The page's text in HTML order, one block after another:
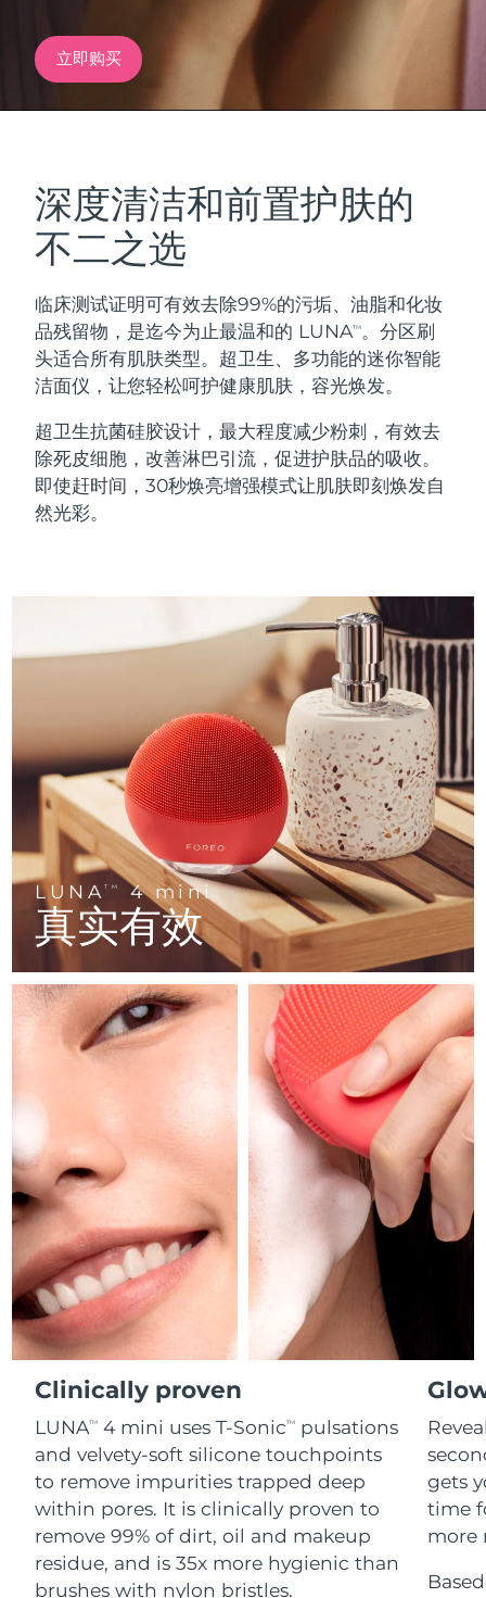
立即购买
深度清洁和前置护肤的
不二之选
临床测试证明可有效去除99%的污垢、油脂和化妆
品残留物，是迄今为止最温和的 LUNATM 。分区刷
头适合所有肌肤类型。超卫生、多功能的迷你智能
洁面仪，让您轻松呵护健康肌肤，容光焕发。
超卫生抗菌硅胶设计，最大程度减少粉刺，有效去
除死皮细胞，改善淋巴引流，促进护肤品的吸收。
即使赶时间，30秒焕亮增强模式让肌肤即刻焕发自
然光彩。
LUNATM 4 mini
真实有效
Clinically proven
LUNATM 4 mini uses T-SonicTM
pulsations
and velvety-soft silicone touchpoints
to remove impurities trapped deep
within pores. It is clinically proven to
remove 99% of dirt, oil and makeup
residue, and is 35x more hygienic than
brushes with nylon bristles.
gets
time
more
红光疗法
面部清洁
LUNA™ 4 套装
Anti-aging massage
LUNA™ 4 Plus
Massage, LED heating
LUNA™ 4 mini
For young skin, T-zone
LUNA™ 4 go
For travel or gym bag
LUNA™ 护肤
Premium cleansers & balm
LUNA™ 设备
All facial cleansing devices
BEAR™ 2 套装
Microcurrent toning
BEAR™ 2 go
Microcurrent toning on-the-go
面部提拉护理
Premium anti-aging skincare
BEAR™ 设备
All premium facelift devices
补水保湿
UFO™ 3 套装
Deep facial hydration
UFO™ 3 mini
Red light therapy device for young skin
UFO™ 3 go
Portable red light therapy
面膜
Rejuvenation & hydration
UFO™ 设备
All deep facial hydration devices
口腔护理
issa™ 4
Hybrid silicone sonic toothbrush
issa™ 4 smile
Hybrid silicone sonic toothbrush
issa™ 4 baby
For ages 0-3
issa™ Teeth Whitening Set
Dual LED + sonic device & 18% PAP gel
ISSA™ 设备
All silicone sonic toothbrushes
FAQ™ 抗老护理
FAQ™ 101
Clinical anti-aging
FAQ™ 102
Advanced clinical anti-aging
FAQ™ 103
Luxurious clinical anti-aging set
FAQ™ P1 Primer
Manuka honey primer
FAQ™护肤品
All FAQ™ skincare
FAQ™产品
All anti-aging treatments
FAQ™ 201
FAQ™ 202
LED mask
FAQ™ 211
Anti-aging neck & décolleté LED mask
FAQ™ 221
Anti-aging LED hand mask
FAQ™护肤品
All FAQ™ skincare
FAQ™产品
All LED treatments
FAQ™ 301
LED hair strengthening scalp massager
FAQ™ Scalp Serum
Scalp recovery probiotic serum
FAQ™护肤品
All FAQ™ skincare
FAQ™产品
All hair treatments
肌肤年轻化
NEW
FAQ™ 501
Full-Spectrum Red Light Therapy
FAQ™ 502
Full-Spectrum Red Light Therapy
FAQ™ Red Light Serum
FAQ™ skincare
All FAQ™ skincare
FAQ™ products
All toning treatments
保健品
NEW
专业治疗
脱毛
PEACH™ 2 Pro Max
Professional IPL hair removal device
PEACH™ 2
IPL hair removal
PEACH™ 2 go
Travel-friendly IPL hair removal
PEACH™ Cooling Prep Gel
Cooling IPL hair removal gel
身体护理
BEAR™ 2 body
Microcurrent body toning
LUNA™ 4 body
Massaging body brush
SUPERCHARGED™ serum
Firming body serum
痘肌护理
ESPADA™ 2 plus
Recurring acne LED therapy
ESPADA™ 2
Acne treatment device
ESPADA™ Blemish Solution
Concentrated acne gel
ESPADA™ 设备
All acne treatment devices
眼部护理
BEAR™ 2 eyes & lips
Microcurrent line smoothing device
IRIS™ 2
Rejuvenating eye massager
眼部护肤
Advanced eye care treatment
眼部护理设备
All revitalizing eye massagers
毛孔护理
KIWI™ derma
Diamond microdermabrasion .
KIWI™
Blackhead remover
KIWI™ 皮肤护理
LUNA™ 4 hair
2-in-1 LED scalp massager
FLIP™ play advanced
LED light hairbrush
LUNA™ Dual-Peptide Scalp
Serum
牙齿美白
NEW
issa™ Teeth Whitening Set
Dual LED + sonic device & 18% PAP gel
issa™ Teeth Whitening Gel
更多的
巴林 预计送达日期8/9/26
百慕大 预计送达日期8/14/26
波斯尼亚和黑塞哥维那 预计送达日期
文莱 预计送达日期8/13/26
保加利亚 预计送达日期8/8/26
加拿大
预计送达日期8/8/26
预计送达日期8/12/26
克罗地亚 预计送达日期 8/8/26
塞浦路斯 预计送达日期8/9/26
捷克 预计送达日期8/8/26
丹麦 预计送达日期8/8/26
爱沙尼亚 预计送达日期
芬兰 预计送达日期8/8/26
法国 预计送达日期 8/8/26
预计送达日期8/12/26
德国 预计送达日期 8/8/26
直布罗陀 预计送达日期 8/12/26
希腊 预计送达日期 8/8/26
中国香港特别行政区 预计送达日期
匈牙利 预计送达日期
冰岛 8/9/26
印度尼西亚 预计送达日期 8/6/26
爱尔兰 8/8/26
马恩岛 预计送达日期